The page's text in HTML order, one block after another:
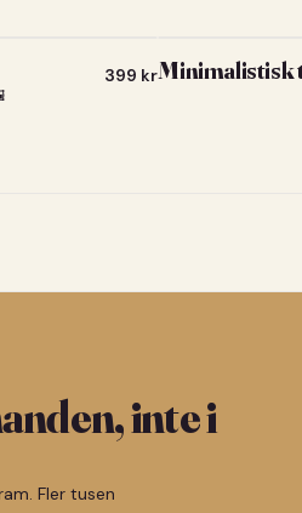
399 krMinimalistisk
inte i
Fler tusen